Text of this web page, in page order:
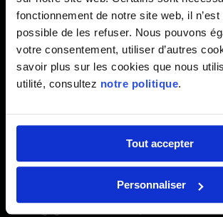
fonctionnement de notre site web, il n’est
possible de les refuser. Nous pouvons
votre consentement, utiliser d’autres
savoir plus sur les cookies que nous
utilité, consultez notre politique.
Tout accepter
Personnaliser
jardin de pollinisateurs.
Nos défis
Exigences importantes relatives à la
L’ensemble du site de Haleco a dû faire
avec des archéologues fut nécessaire